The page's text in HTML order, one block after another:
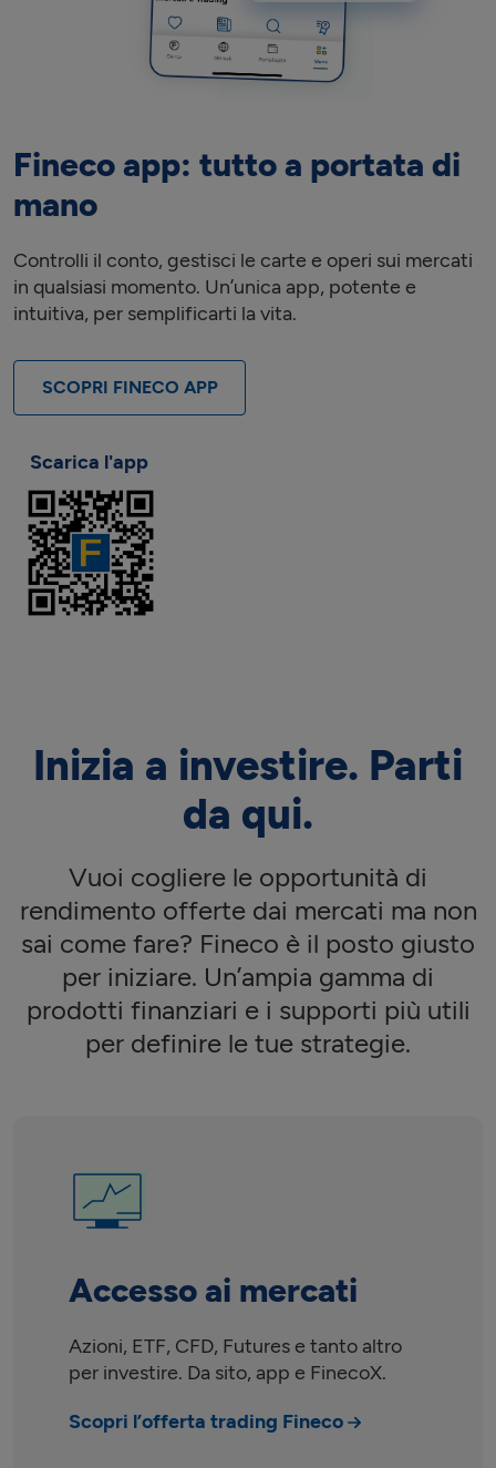
Fineco app: tutto a portata di
mano
Controlli il conto, gestisci le carte e operi sui mercati
in qualsiasi momento. Un’unica app, potente e
intuitiva, per semplificarti la vita.
SCOPRI FINECO APP
Scarica l'app
Inizia a investire. Parti
da qui.
Vuoi cogliere le opportunità di
rendimento offerte dai mercati ma non
sai come fare? Fineco è il posto giusto
per iniziare. Un’ampia gamma di
prodotti finanziari e i supporti più utili
per definire le tue strategie.
Accesso ai mercati
Azioni, ETF, CFD, Futures e tanto altro
per investire. Da sito, app e FinecoX.
Scopri l’offerta trading Fineco